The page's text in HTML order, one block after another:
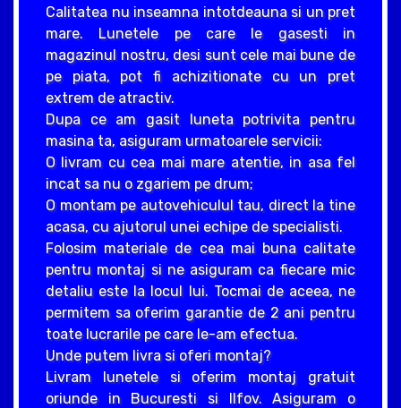
Calitatea nu inseamna intotdeauna si un pret
mare. Lunetele pe care le gasesti in
magazinul nostru, desi sunt cele mai bune de
pe piata, pot fi achizitionate cu un pret
extrem de atractiv.
Dupa ce am gasit luneta potrivita pentru
masina ta, asiguram urmatoarele servicii:
O livram cu cea mai mare atentie, in asa fel
incat sa nu o zgariem pe drum;
O montam pe autovehiculul tau, direct la tine
acasa, cu ajutorul unei echipe de specialisti.
Folosim materiale de cea mai buna calitate
pentru montaj si ne asiguram ca fiecare mic
detaliu este la locul lui. Tocmai de aceea, ne
permitem sa oferim garantie de 2 ani pentru
toate lucrarile pe care le-am efectua.
Unde putem livra si oferi montaj?
Livram lunetele si oferim montaj gratuit
oriunde in Bucuresti si Ilfov. Asiguram o